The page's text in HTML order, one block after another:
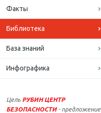
Факты
Библиотека
База знаний
Инфографика
Цель РУБИН ЦЕНТР
БЕЗОПАСНОСТИ - предложение